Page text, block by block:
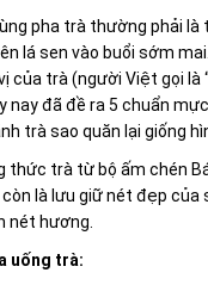
pha trà thường phải
lá sen vào buổi sớm
của trà (người Việt gọi là
nay đã đề ra 5 chuẩn
trà sao quăn lại giống
thức trà từ bộ ấm chén
là lưu giữ nét đẹp của
nét hương.
uống trà: